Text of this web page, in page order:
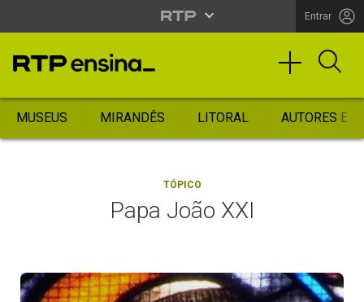
Entrar
MUSEUS MIRANDÊS LITORAL AUTORES
TÓPICO
Papa João XXI